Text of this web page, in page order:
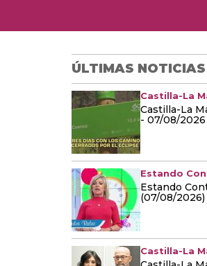
ÚLTIMAS NOTICIAS
Castilla-La
Castilla-La
- 07/08/2026
Estando
Estando
(07/08/2026)
Castilla-La